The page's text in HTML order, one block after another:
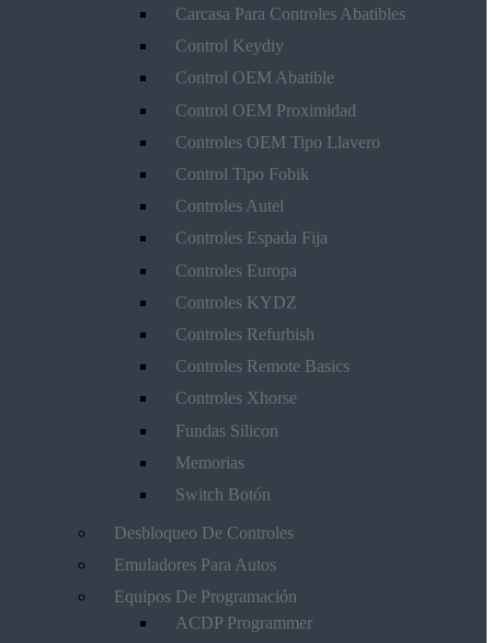
Carcasa Para Controles Abatibles
Control Keydiy
Control OEM Abatible
Control OEM Proximidad
Controles OEM Tipo Llavero
Control Tipo Fobik
Controles Autel
Controles Espada Fija
Controles Europa
Controles KYDZ
Controles Refurbish
Controles Remote Basics
Controles Xhorse
Fundas Silicon
Memorias
Switch Botón
Desbloqueo De Controles
Emuladores Para Autos
Equipos De Programación
ACDP Programmer